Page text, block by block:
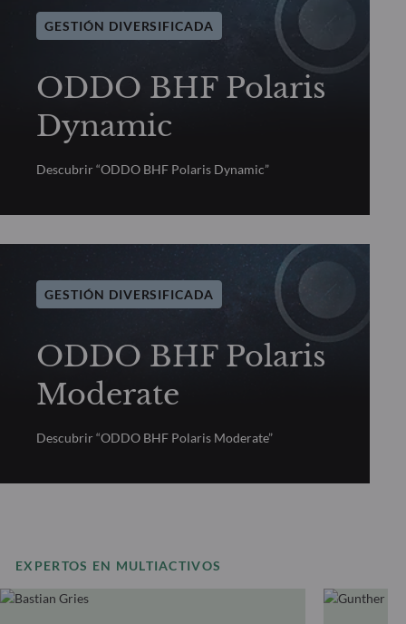
GESTIÓN DIVERSIFICADA
ODDO BHF Polaris
Dynamic
Descubrir “ODDO BHF Polaris Dynamic”
GESTIÓN DIVERSIFICADA
ODDO BHF Polaris
Moderate
Descubrir “ODDO BHF Polaris Moderate”
EXPERTOS EN MULTIACTIVOS